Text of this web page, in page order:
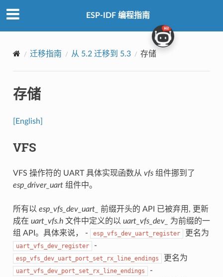
ESP-IDF 编程指南
迁移指南 从 5.2 迁移到 5.3 存储
存储
[English]
VFS
VFS 操作符的 UART 具体实现函数从 vfs组件挪到了
esp_driver_uart组件中。
所有以 esp_vfs_dev_uart_
前缀开头的 API 已被弃用, 更新
成在 uart_vfs.h文件中定义的以 uart_vfs_dev_
为前缀的一
组 API。具体来说， -
esp_vfs_dev_uart_register 更名为
uart_vfs_dev_register -
esp_vfs_dev_uart_port_set_rx_line_endings 更名为
uart_vfs_dev_port_set_rx_line_endings -